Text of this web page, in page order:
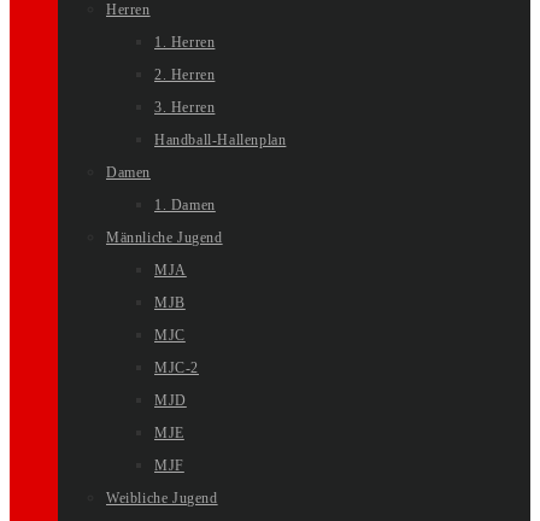
Herren
1. Herren
2. Herren
3. Herren
Handball-Hallenplan
Damen
1. Damen
Männliche Jugend
MJA
MJB
MJC
MJC-2
MJD
MJE
MJF
Weibliche Jugend